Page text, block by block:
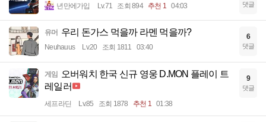
년만에가입 Lv.71 조회 894 추천 1 04:03 댓글
유머 우리 돈가스 먹을까 라멘 먹을까?
Neuhauus Lv.20 조회 1811 03:40
6
댓글
게임
오버워치 한국 신규 영웅 D.MON 플레이 트
레일러
세프라딘 Lv.85 조회 1878 추천 1 01:38
9
댓글